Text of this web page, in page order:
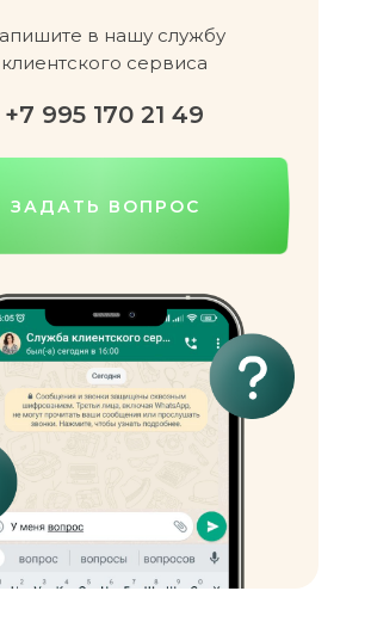
ЗАДАТЬ ВОПРОС
в нашу службу
клиентского сервиса
+7 995 170 21 49